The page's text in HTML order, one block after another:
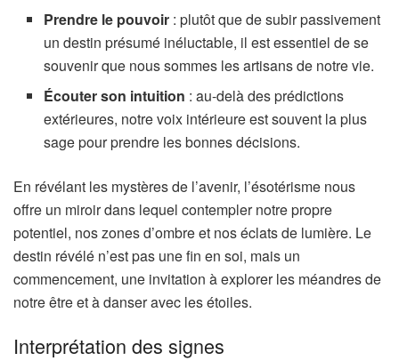
Prendre le pouvoir : plutôt que de subir passivement
un destin présumé inéluctable, il est essentiel de se
souvenir que nous sommes les artisans de notre vie.
Écouter son intuition : au-delà des prédictions
extérieures, notre voix intérieure est souvent la plus
sage pour prendre les bonnes décisions.
En révélant les mystères de l’avenir, l’ésotérisme nous
offre un miroir dans lequel contempler notre propre
potentiel, nos zones d’ombre et nos éclats de lumière. Le
destin révélé n’est pas une fin en soi, mais un
commencement, une invitation à explorer les méandres de
notre être et à danser avec les étoiles.
Interprétation des signes